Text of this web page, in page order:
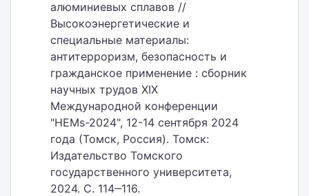
алюминиевых сплавов //
Высокоэнергетические и
специальные материалы:
антитерроризм, безопасность и
гражданское применение : сборник
научных трудов XIX
Международной конференции
"HEMs-2024", 12-14 сентября 2024
года (Томск, Россия). Томск:
Издательство Томского
государственного университета,
2024. С. 114‒116.